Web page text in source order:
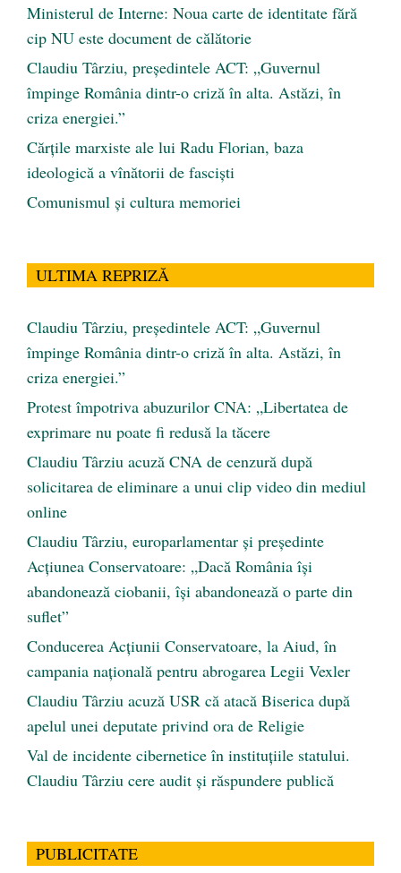
Ministerul de Interne: Noua carte de identitate fără
cip NU este document de călătorie
Claudiu Târziu, președintele ACT: „Guvernul
împinge România dintr-o criză în alta. Astăzi, în
criza energiei.”
Cărţile marxiste ale lui Radu Florian, baza
ideologică a vînătorii de fascişti
Comunismul şi cultura memoriei
ULTIMA REPRIZĂ
Claudiu Târziu, președintele ACT: „Guvernul
împinge România dintr-o criză în alta. Astăzi, în
criza energiei.”
Protest împotriva abuzurilor CNA: „Libertatea de
exprimare nu poate fi redusă la tăcere
Claudiu Târziu acuză CNA de cenzură după
solicitarea de eliminare a unui clip video din mediul
online
Claudiu Târziu, europarlamentar și președinte
Acțiunea Conservatoare: „Dacă România își
abandonează ciobanii, își abandonează o parte din
suflet”
Conducerea Acțiunii Conservatoare, la Aiud, în
campania națională pentru abrogarea Legii Vexler
Claudiu Târziu acuză USR că atacă Biserica după
apelul unei deputate privind ora de Religie
Val de incidente cibernetice în instituțiile statului.
Claudiu Târziu cere audit și răspundere publică
PUBLICITATE